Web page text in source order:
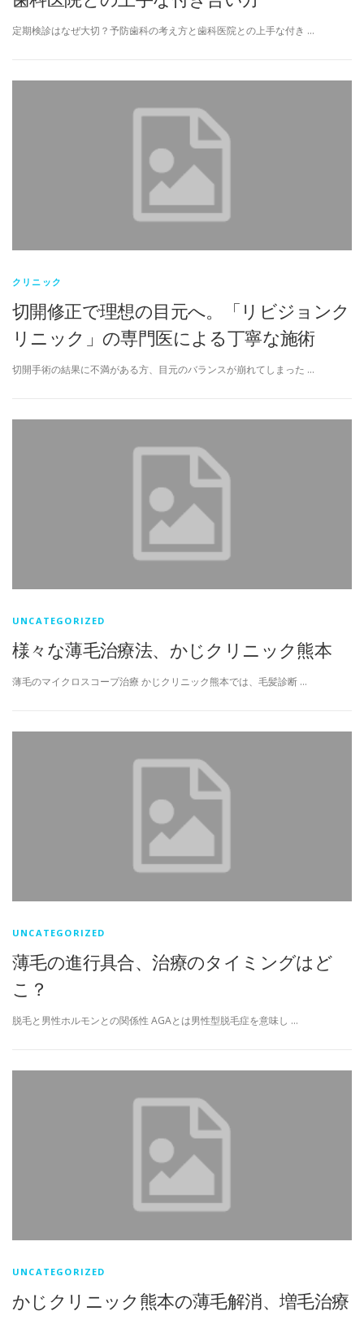
定期検診はなぜ大切？予防歯科の考え方と歯科医院との上手な付き …
クリニック
切開修正で理想の目元へ。「リビジョンク
リニック」の専門医による丁寧な施術
切開手術の結果に不満がある方、目元のバランスが崩れてしまった …
UNCATEGORIZED
様々な薄毛治療法、かじクリニック熊本
薄毛のマイクロスコープ治療 かじクリニック熊本では、毛髪診断 …
UNCATEGORIZED
薄毛の進行具合、治療のタイミングはど
こ？
脱毛と男性ホルモンとの関係性 AGAとは男性型脱毛症を意味し …
UNCATEGORIZED
かじクリニック熊本の薄毛解消、増毛治療